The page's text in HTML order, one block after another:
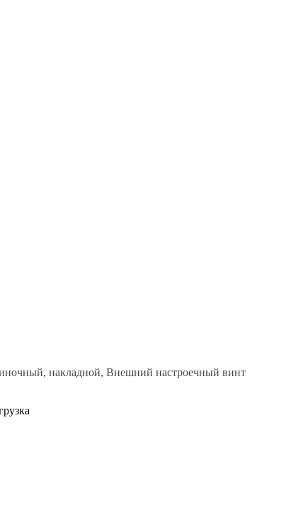
накладной, Внешний настроечный винт